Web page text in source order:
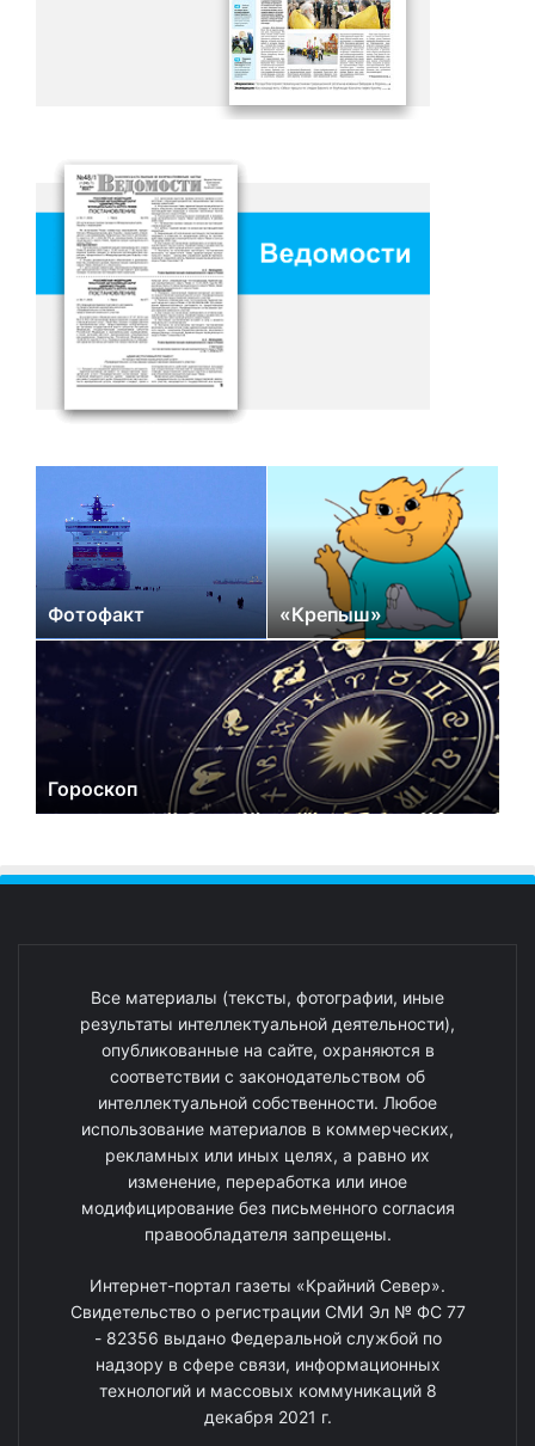
Фотофакт «Крепыш»
Гороскоп
Все материалы (тексты, фотографии, иные
результаты интеллектуальной деятельности),
опубликованные на сайте, охраняются в
соответствии с законодательством об
интеллектуальной собственности. Любое
использование материалов в коммерческих,
рекламных или иных целях, а равно их
изменение, переработка или иное
модифицирование без письменного согласия
правообладателя запрещены.
Интернет-портал газеты «Крайний Север».
Свидетельство о регистрации СМИ Эл № ФС 77
- 82356 выдано Федеральной службой по
надзору в сфере связи, информационных
технологий и массовых коммуникаций 8
декабря 2021 г.